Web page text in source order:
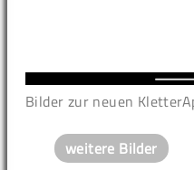
Bilder zur neuen
weitere Bilder